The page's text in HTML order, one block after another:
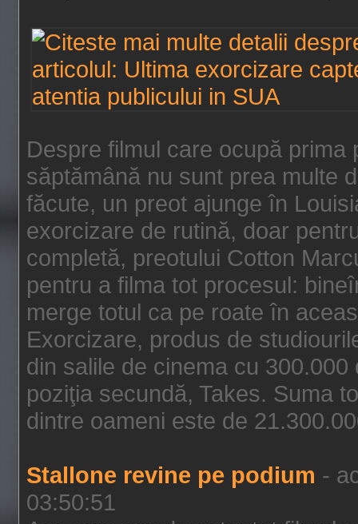
Despre filmul care ocupă
săptămână nu sunt prea multe
făcute, un preot ajunge în
exorcizare de rutină, doar
completă, preotului Cotton
pentru a filma tot procesul:
merge totul ca pe roate în
Exorcizare, produs de
din salile de cinema cu
poziţia secundă, Takes. Suma
dintre oameni este de
Stallone revine pe podium -
03:50:51